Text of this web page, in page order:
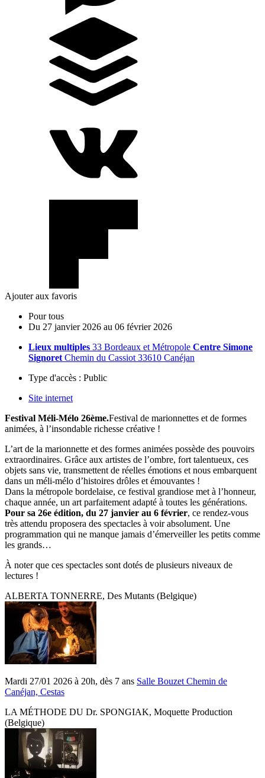
Ajouter aux favoris
Pour tous
Du 27 janvier 2026 au 06 février 2026
Lieux multiples 33 Bordeaux et Métropole Centre Simone
Signoret Chemin du Cassiot 33610 Canéjan
Type d'accès : Public
Site internet
Festival Méli-Mélo 26ème.Festival de marionnettes et de formes
animées, à l’insondable richesse créative !
L’art de la marionnette et des formes animées possède des pouvoirs
extraordinaires. Grâce aux artistes de l’ombre, fort talentueux, ces
objets sans vie, transmettent de réelles émotions et nous embarquent
dans un méli-mélo d’histoires drôles et émouvantes !
Dans la métropole bordelaise, ce festival grandiose met à l’honneur,
chaque année, un art parfaitement adapté à toutes les générations.
Pour sa 26e édition, du 27 janvier au 6 février, ce rendez-vous
très attendu proposera des spectacles à voir absolument. Une
programmation qui ne manque jamais d’émerveiller les petits comme
les grands…
À noter que ces spectacles sont dotés de plusieurs niveaux de
lectures !
ALBERTA TONNERRE, Des Mutants (Belgique)
Mardi 27/01 2026 à 20h, dès 7 ans Salle Bouzet Chemin de
Canéjan, Cestas
LA MÉTHODE DU Dr. SPONGIAK, Moquette Production
(Belgique)